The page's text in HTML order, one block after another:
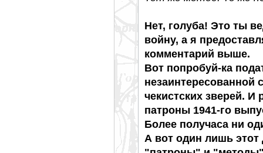
Нет, голуба! Это ты
войну, а я
комментарий выше.
Вот попробуй-ка
незаинтересованной
чекистских зверей.
патроны 1941-го
Более получаса ни
А вот один лишь этот